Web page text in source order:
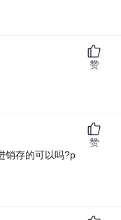
赞
销存的可以吗?p
赞